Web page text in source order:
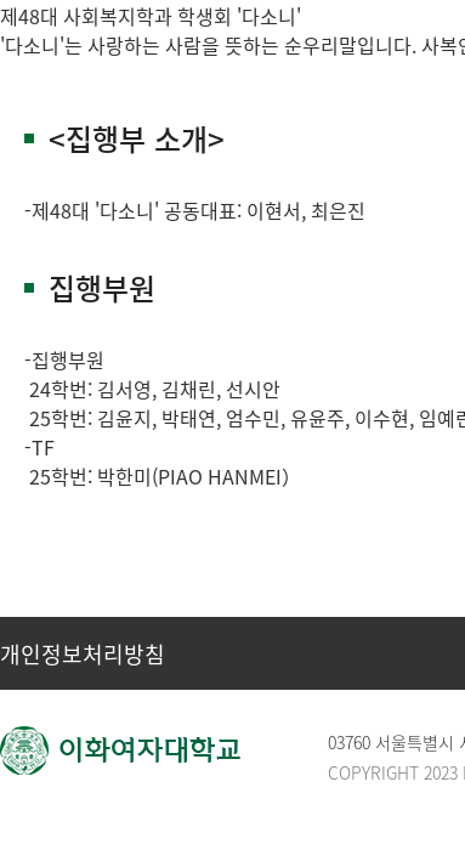
제48대 사회복지학과 학생회 '다소니'
'다소니'는 사랑하는 사람을 뜻하는 순우리말입니다. 사
<집행부 소개>
-제48대 '다소니' 공동대표: 이현서, 최은진
집행부원
-집행부원
24학번: 김서영, 김채린, 선시안
25학번: 김윤지, 박태연, 엄수민, 유윤주, 이수현, 임예
-TF
25학번: 박한미(PIAO HANMEI）
개인정보처리방침
03760 서울특별시
COPYRIGHT